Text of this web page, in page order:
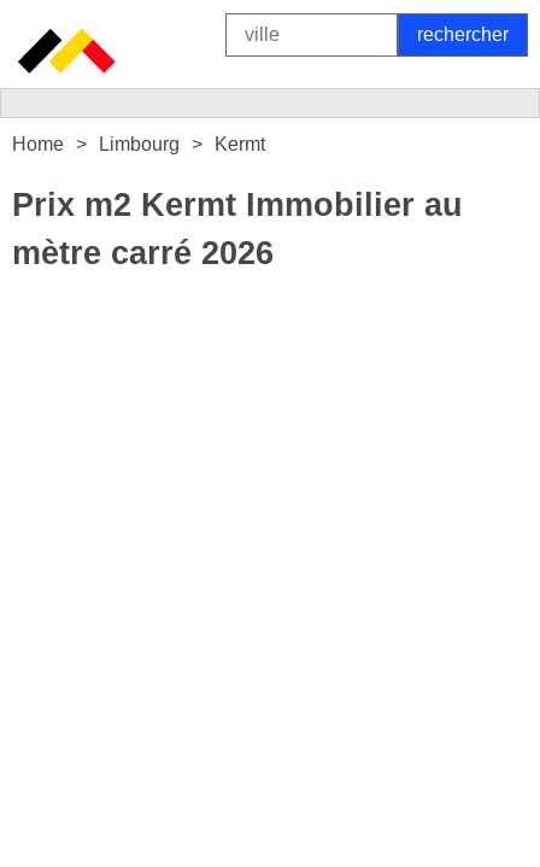
Home Limbourg Kermt
Prix m2 Kermt Immobilier au
mètre carré 2026